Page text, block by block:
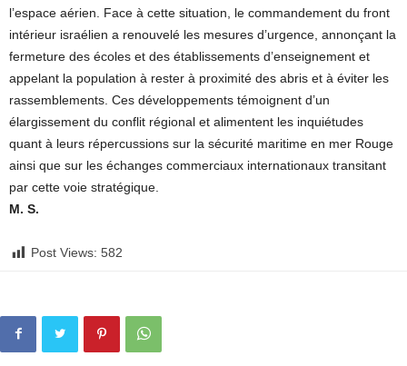
l’espace aérien. Face à cette situation, le commandement du front
intérieur israélien a renouvelé les mesures d’urgence, annonçant la
fermeture des écoles et des établissements d’enseignement et
appelant la population à rester à proximité des abris et à éviter les
rassemblements. Ces développements témoignent d’un
élargissement du conflit régional et alimentent les inquiétudes
quant à leurs répercussions sur la sécurité maritime en mer Rouge
ainsi que sur les échanges commerciaux internationaux transitant
par cette voie stratégique.
M. S.
Post Views: 582